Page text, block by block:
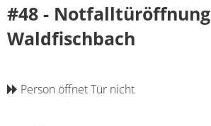
#48 - Notfalltüröffnung
Waldfischbach
Person öffnet Tür nicht